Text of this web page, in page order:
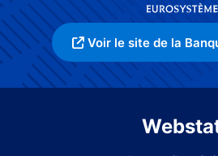
Voir le site de la